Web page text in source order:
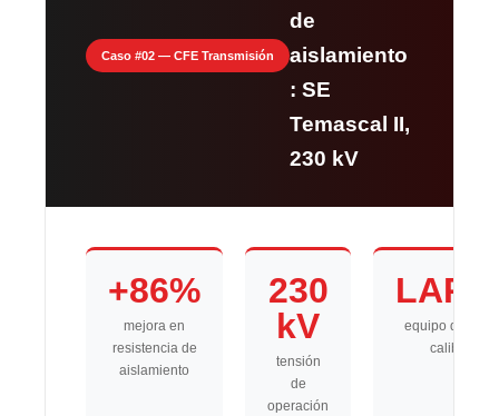
Caso #02 — CFE Transmisión
de
aislamiento
: SE
Temascal II,
230 kV
+86%
mejora en
resistencia de
aislamiento
230
kV
tensión
de
operación
equipo de
calibrado